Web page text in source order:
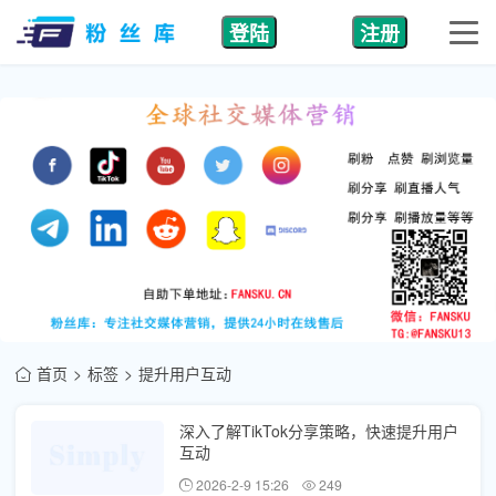
登陆 注册
首页 标签 提升用户互动
深入了解TikTok分享策略，快速提升用户
互动
2026-2-9 15:26 249